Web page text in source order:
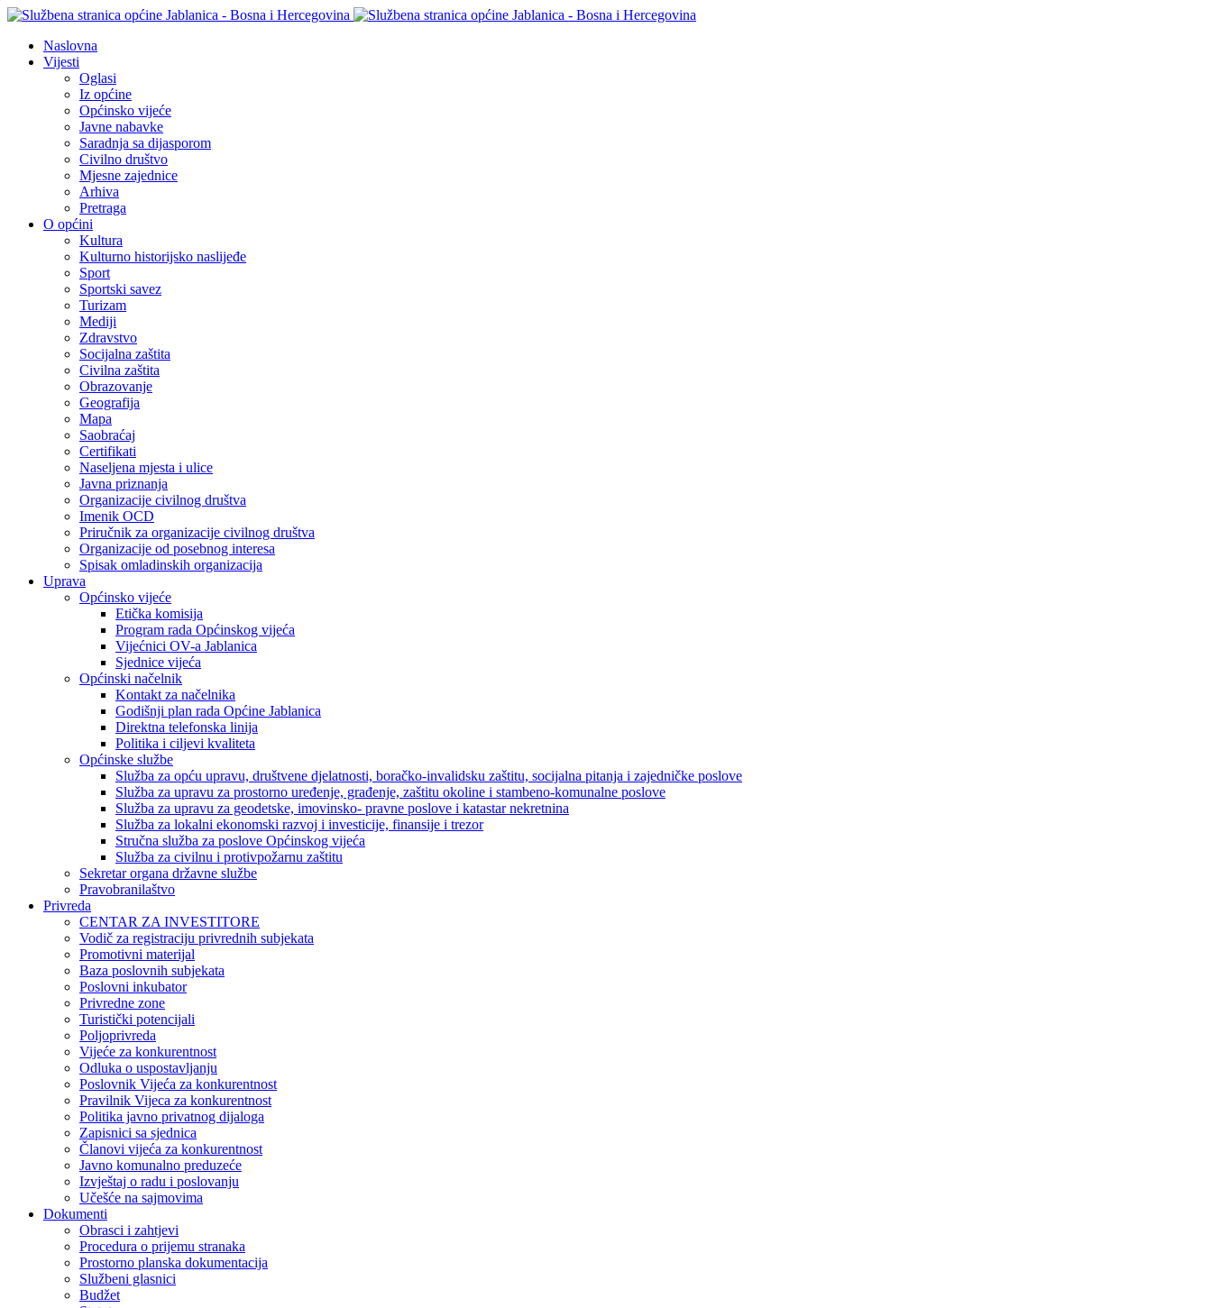
Naslovna
Vijesti
Oglasi
Iz općine
Općinsko vijeće
Javne nabavke
Saradnja sa dijasporom
Civilno društvo
Mjesne zajednice
Arhiva
Pretraga
O općini
Kultura
Kulturno historijsko naslijeđe
Sport
Sportski savez
Turizam
Mediji
Zdravstvo
Socijalna zaštita
Civilna zaštita
Obrazovanje
Geografija
Mapa
Saobraćaj
Certifikati
Naseljena mjesta i ulice
Javna priznanja
Organizacije civilnog društva
Imenik OCD
Priručnik za organizacije civilnog društva
Organizacije od posebnog interesa
Spisak omladinskih organizacija
Uprava
Općinsko vijeće
Etička komisija
Program rada Općinskog vijeća
Vijećnici OV-a Jablanica
Sjednice vijeća
Općinski načelnik
Kontakt za načelnika
Godišnji plan rada Općine Jablanica
Direktna telefonska linija
Politika i ciljevi kvaliteta
Općinske službe
Služba za opću upravu, društvene djelatnosti, boračko-invalidsku zaštitu, socijalna pitanja i zajedničke poslove
Služba za upravu za prostorno uređenje, građenje, zaštitu okoline i stambeno-komunalne poslove
Služba za upravu za geodetske, imovinsko- pravne poslove i katastar nekretnina
Služba za lokalni ekonomski razvoj i investicije, finansije i trezor
Stručna služba za poslove Općinskog vijeća
Služba za civilnu i protivpožarnu zaštitu
Sekretar organa državne službe
Pravobranilaštvo
Privreda
CENTAR ZA INVESTITORE
Vodič za registraciju privrednih subjekata
Promotivni materijal
Baza poslovnih subjekata
Poslovni inkubator
Privredne zone
Turistički potencijali
Poljoprivreda
Vijeće za konkurentnost
Odluka o uspostavljanju
Poslovnik Vijeća za konkurentnost
Pravilnik Vijeca za konkurentnost
Politika javno privatnog dijaloga
Zapisnici sa sjednica
Članovi vijeća za konkurentnost
Javno komunalno preduzeće
Izvještaj o radu i poslovanju
Učešće na sajmovima
Dokumenti
Obrasci i zahtjevi
Procedura o prijemu stranaka
Prostorno planska dokumentacija
Službeni glasnici
Budžet